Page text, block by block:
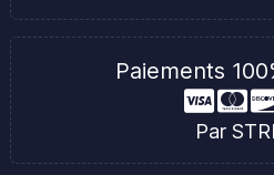
Paiements
Par